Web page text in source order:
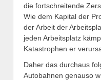
die fortschreitende
Wie dem Kapital der
der Arbeit der
jeden Arbeitsplatz
Katastrophen er
Daher das durchaus
Autobahnen genauso